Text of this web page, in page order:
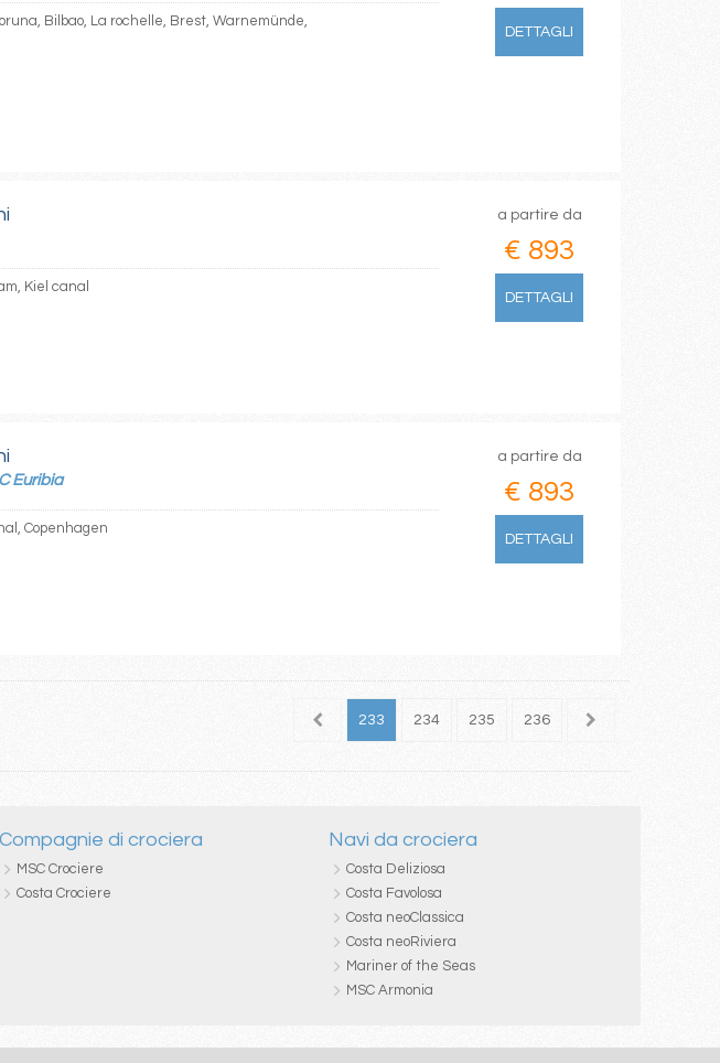
Bilbao, La rochelle, Brest, Warnemünde,
DETTAGLI
Kiel canal
a partire da
€ 893
DETTAGLI
Euribia
Copenhagen
a partire da
€ 893
DETTAGLI
232 233 234 235 236 237
Compagnie di crociera
MSC Crociere
Costa Crociere
Navi da crociera
Costa Deliziosa
Costa Favolosa
Costa neoClassica
Costa neoRiviera
Mariner of the Seas
MSC Armonia